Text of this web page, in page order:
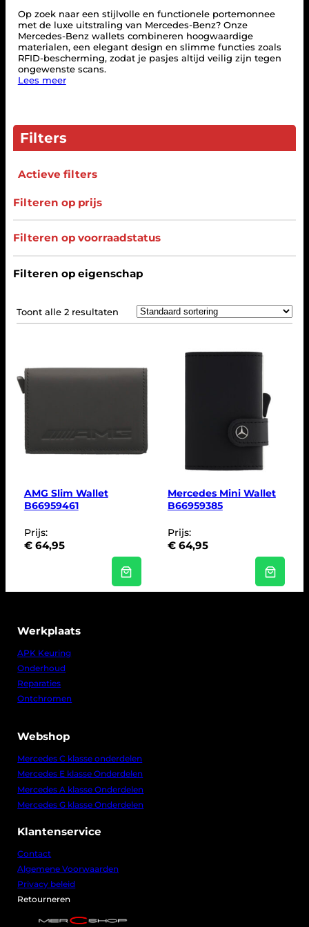
Op zoek naar een stijlvolle en functionele portemonnee
met de luxe uitstraling van Mercedes-Benz? Onze
Mercedes-Benz wallets combineren hoogwaardige
materialen, een elegant design en slimme functies zoals
RFID-bescherming, zodat je pasjes altijd veilig zijn tegen
ongewenste scans.
Lees meer
Filters
Actieve filters
Filteren op prijs
Filteren op voorraadstatus
Filteren op eigenschap
Toont alle 2 resultaten
AMG Slim Wallet
B66959461
Prijs:
€64,95
Mercedes Mini Wallet
B66959385
Prijs:
€64,95
Werkplaats
APK Keuring
Onderhoud
Reparaties
Ontchromen
Webshop
Mercedes C klasse onderdelen
Mercedes E klasse Onderdelen
Mercedes A klasse Onderdelen
Mercedes G klasse Onderdelen
Klantenservice
Contact
Algemene Voorwaarden
Privacy beleid
Retourneren